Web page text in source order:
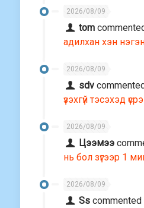
2026/08/09
tom
адилхан хэн
2026/08/09
sdv
үзэхгүй тэсэхэд
2026/08/09
Цээмээ
нь бол зүгээр 1
2026/08/09
Ss